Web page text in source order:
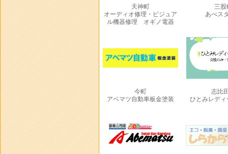
天神町
オーディオ修理・ビジュア
ル機器修理 オギノ電器
三股
あべス
今町
アベマツ自動車板金塗装
志比
ひとみレデ